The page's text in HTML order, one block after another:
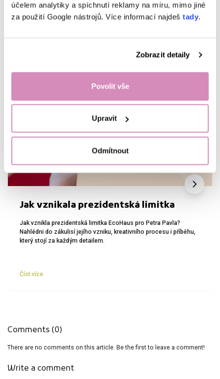
účelem analytiky a spíchnutí reklamy na míru, mimo jiné
za použití Google nástrojů. Více informací najdeš tady.
Zobrazit detaily
Povolit vše
Upravit
Odmítnout
Jak vznikala prezidentská limitka
Jak vznikla prezidentská limitka EcoHaus pro Petra Pavla?
Nahlédni do zákulisí jejího vzniku, kreativního procesu i příběhu,
který stojí za každým detailem.
Číst více
Comments (0)
There are no comments on this article. Be the first to leave a comment!
Write a comment